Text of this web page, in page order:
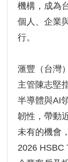
機構，成為
個人、企業
行。
滙豐（台灣
主管陳志堅
半導體與AI
韌性，帶動
未有的機會
2026 HSBC